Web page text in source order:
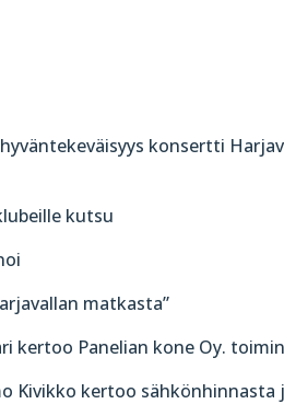
konsertti
kutsu
matkasta”
kertoo Panelian kone Oy.
Kivikko kertoo sähkönhinnasta